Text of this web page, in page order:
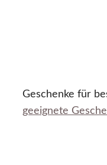
Geschenke für
geeignete